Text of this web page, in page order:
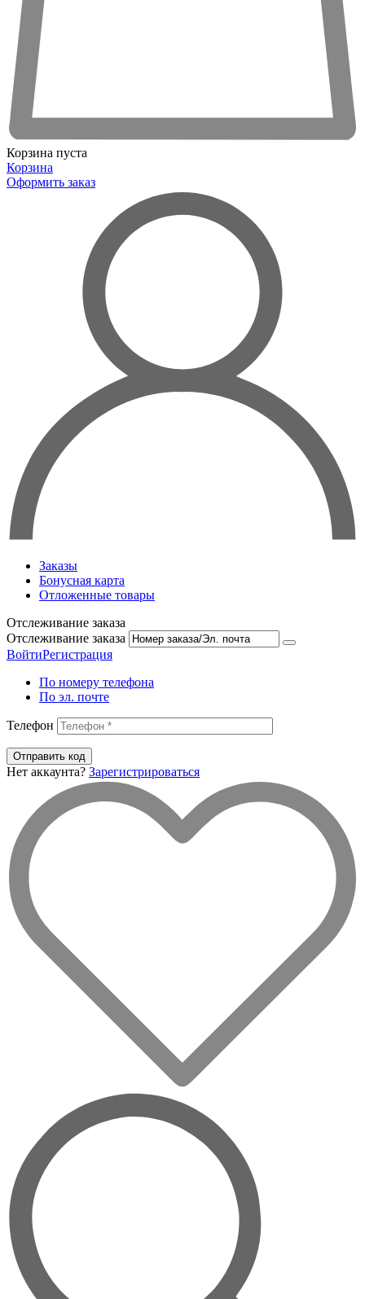
Корзина пуста
Корзина
Оформить заказ
Заказы
Бонусная карта
Отложенные товары
Отслеживание заказа
Отслеживание заказа
ВойтиРегистрация
По номеру телефона
По эл. почте
Телефон
Отправить код
Нет аккаунта? Зарегистрироваться